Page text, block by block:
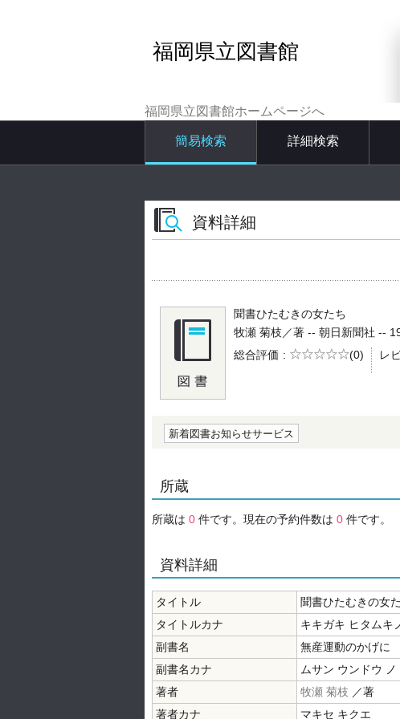
福岡県立図書館
福岡県立図書館ホームページへ
簡易検索 詳細検索
資料詳細
聞書ひたむきの女たち
牧瀬 菊枝／著 -- 朝日新聞社 --
総合評価
5段階評価
(0) レ
新着図書お知らせサービス
所蔵
所蔵は 0 件です。現在の予約件数は 0 件です。
資料詳細
タイトル
聞書ひたむきの女
タイトルカナ
キキガキ ヒタムキ
副書名
無産運動のかげに
副書名カナ
ムサン ウンドウ ノ
著者
牧瀬 菊枝 ／著
著者カナ
マキセ キクエ